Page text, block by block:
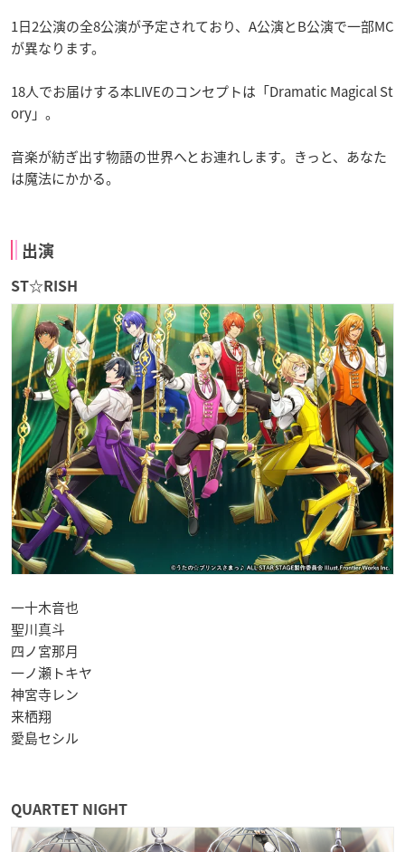
1日2公演の全8公演が予定されており、A公演とB公演で一部MC
が異なります。
18人でお届けする本LIVEのコンセプトは「Dramatic Magical St
ory」。
音楽が紡ぎ出す物語の世界へとお連れします。きっと、あなた
は魔法にかかる。
出演
ST☆RISH
一十木音也
聖川真斗
四ノ宮那月
一ノ瀬トキヤ
神宮寺レン
来栖翔
愛島セシル
QUARTET NIGHT